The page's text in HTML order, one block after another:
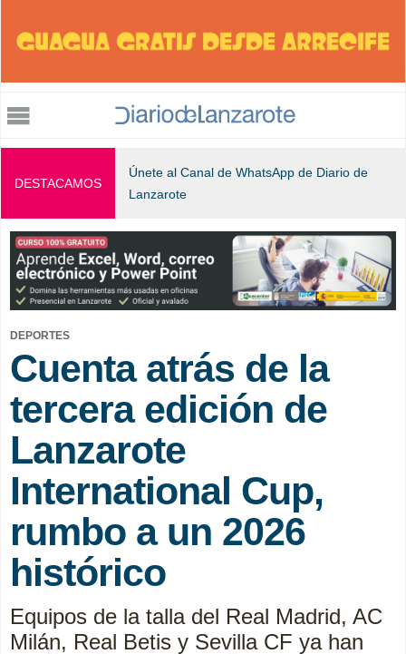
DESTACAMOS
Únete al Canal de WhatsApp de Diario de
Lanzarote
DEPORTES
Cuenta atrás de la
tercera edición de
Lanzarote
International Cup,
rumbo a un 2026
histórico
Equipos de la talla del Real Madrid, AC
Milán, Real Betis y Sevilla CF ya han